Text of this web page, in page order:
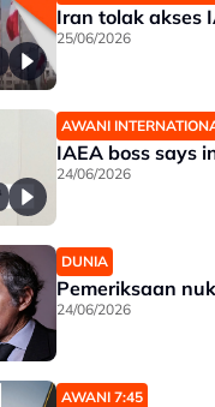
Iran tolak akses
25/06/2026
AWANI
IAEA boss says
24/06/2026
DUNIA
Pemeriksaan
24/06/2026
AWANI 7:45